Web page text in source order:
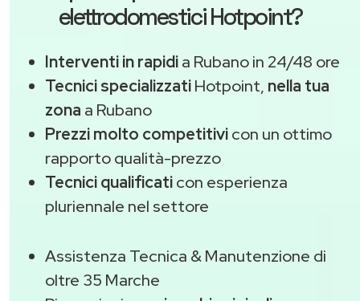
elettrodomestici Hotpoint?
Interventi in rapidia Rubano in 24/48 ore
Tecnici specializzatiHotpoint, nella tua
zona a Rubano
Prezzi molto competitivicon un ottimo
rapporto qualità-prezzo
Tecnici qualificaticon esperienza
pluriennale nel settore
Assistenza Tecnica & Manutenzione di
oltre 35 Marche